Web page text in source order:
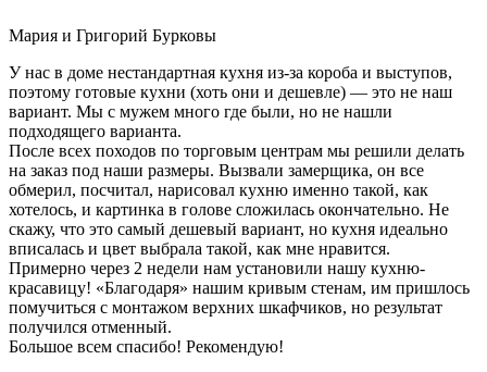
Мария и Григорий Бурковы
У нас в доме нестандартная кухня из-за короба и выступов,
поэтому готовые кухни (хоть они и дешевле) — это не наш
вариант. Мы с мужем много где были, но не нашли
подходящего варианта.
После всех походов по торговым центрам мы решили делать
на заказ под наши размеры. Вызвали замерщика, он все
обмерил, посчитал, нарисовал кухню именно такой, как
хотелось, и картинка в голове сложилась окончательно. Не
скажу, что это самый дешевый вариант, но кухня идеально
вписалась и цвет выбрала такой, как мне нравится.
Примерно через 2 недели нам установили нашу кухню-
красавицу! «Благодаря» нашим кривым стенам, им пришлось
помучиться с монтажом верхних шкафчиков, но результат
получился отменный.
Большое всем спасибо! Рекомендую!